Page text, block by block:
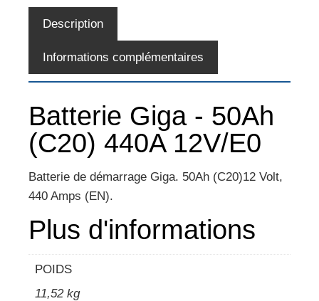
Description
Informations complémentaires
Batterie Giga - 50Ah
(C20) 440A 12V/E0
Batterie de démarrage Giga. 50Ah (C20)12 Volt,
440 Amps (EN).
Plus d'informations
POIDS
11,52 kg